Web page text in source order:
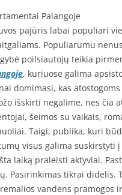
Palangoje
pajūris labai populiari
Populiarumu
poilsiautojų teikia
, kuriuose galima
domimasi, kas
išskirti negalime, nes čia
šeimos su vaikais,
Taigi, publika, kuri
visus galima suskirstyti
laiką praleisti aktyviai.
Pasirinkimas tikrai didelis.
vandens pramogos